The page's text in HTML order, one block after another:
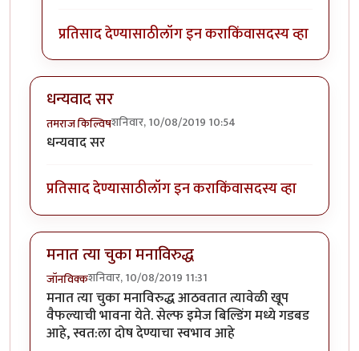
प्रतिसाद देण्यासाठीलॉग इन कराकिंवासदस्य व्हा
धन्यवाद सर
तमराज किल्विषशनिवार, 10/08/2019 10:54
धन्यवाद सर
प्रतिसाद देण्यासाठीलॉग इन कराकिंवासदस्य व्हा
मनात त्या चुका मनाविरुद्ध
जॉनविक्कशनिवार, 10/08/2019 11:31
मनात त्या चुका मनाविरुद्ध आठवतात त्यावेळी खूप
वैफल्याची भावना येते. सेल्फ इमेज बिल्डिंग मध्ये गडबड
आहे, स्वत:ला दोष देण्याचा स्वभाव आहे